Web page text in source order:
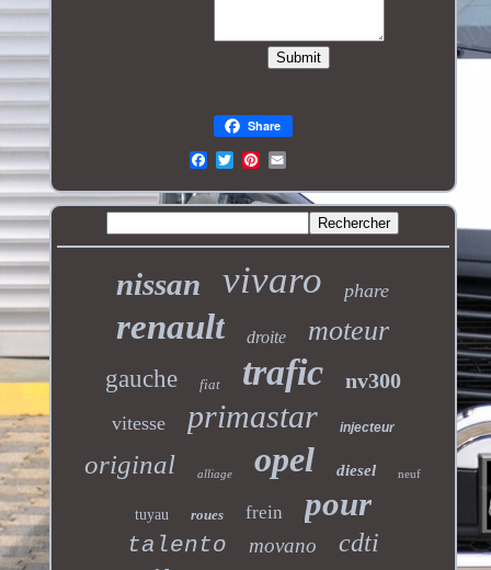
Share
nissan vivaro phare
renault droite moteur
gauche fiat trafic nv300
vitesse primastar injecteur
original alliage opel diesel neuf
tuyau roues frein pour
talento movano cdti